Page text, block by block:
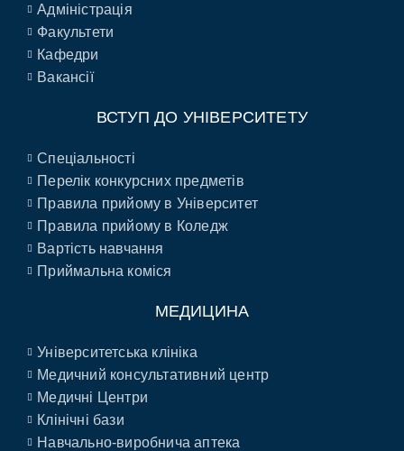
Адміністрація
Факультети
Кафедри
Вакансії
ВСТУП ДО УНІВЕРСИТЕТУ
Спеціальності
Перелік конкурсних предметів
Правила прийому в Університет
Правила прийому в Коледж
Вартість навчання
Приймальна коміся
МЕДИЦИНА
Університетська клініка
Медичний консультативний центр
Медичні Центри
Клінічні бази
Навчально-виробнича аптека